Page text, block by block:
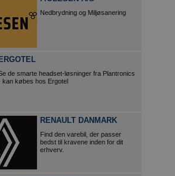
Nedbrydning og Miljøsanering
ERGOTEL
de smarte headset-løsninger fra Plantronics
kan købes hos Ergotel
RENAULT DANMARK
Find den varebil, der passer
bedst til kravene inden for dit
erhverv.